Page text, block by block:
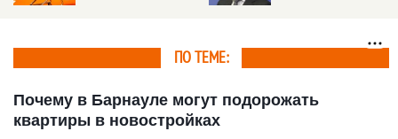
ПО ТЕМЕ:
Почему в Барнауле могут подорожать
квартиры в новостройках